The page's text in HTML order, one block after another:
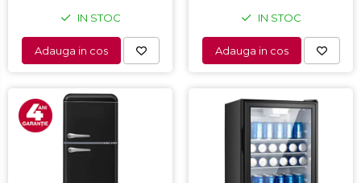
IN STOC
Adauga in cos
IN STOC
Adauga in cos